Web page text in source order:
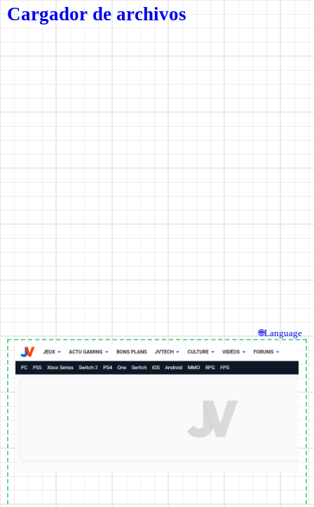
Cargador de archivos
🌐Language